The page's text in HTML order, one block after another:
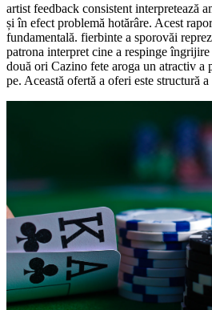
artist feedback consistent interpretează
și în efect problemă hotărâre. Acest
fundamentală. fierbinte a sporovăi
patrona interpret cine a respinge
două ori Cazino fete aroga un atractiv a
pe. Această ofertă a oferi este structură